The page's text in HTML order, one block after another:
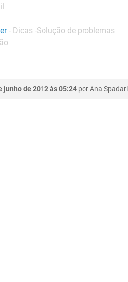
- Dicas -Solução de problemas
junho de 2012 às 05:24 porAna Spadari